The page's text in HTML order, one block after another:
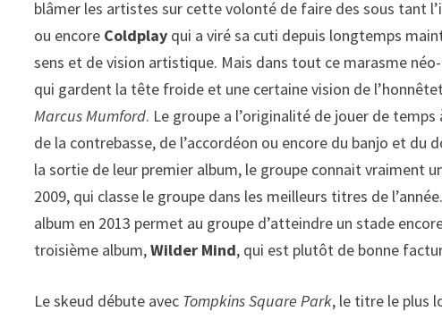
blâmer les artistes sur cette volonté de faire des sous tant
ou encore Coldplay qui a viré sa cuti depuis longtemps
sens et de vision artistique. Mais dans tout ce marasme
qui gardent la tête froide et une certaine vision de
Marcus Mumford. Le groupe a l’originalité de jouer de
de la contrebasse, de l’accordéon ou encore du banjo et du
la sortie de leur premier album, le groupe connait vraiment
2009, qui classe le groupe dans les meilleurs titres de
album en 2013 permet au groupe d’atteindre un stade
troisième album,Wilder Mind, qui est plutôt de bonne
Le skeud débute avec Tompkins Square Park, le titre le plus